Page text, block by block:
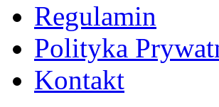
Regulamin
Polityka
Kontakt